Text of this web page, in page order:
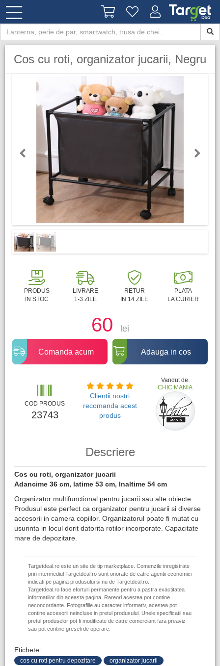
Cos cu roti, organizator jucarii, Negru
Previous
PRODUS
IN STOC
LIVRARE
1-3 ZILE
RETUR
IN 14 ZILE
PLATA
LA CURIER
60 lei
Comanda acum Adauga in cos
COD PRODUS
23743
Clientii nostri
recomanda acest
produs
Vandut de:
CHIC MANIA
Descriere
Cos cu roti, organizator jucarii
Adancime 36 cm, latime 53 cm, Inaltime 54 cm
Organizator multifunctional pentru jucarii sau alte obiecte.
Produsul este perfect ca organizator pentru jucarii si diverse
accesorii in camera copiilor. Organizatorul poate fi mutat cu
usurinta in locul dorit datorita rotilor incorporate. Capacitate
mare de depozitare.
Targetdeal.ro este un site de tip marketplace. Comenzile inregistrate
prin intermediul Targetdeal.ro sunt onorate de catre agentii economici
indicati pe pagina produsului si nu de Targetdeal.ro.
Targetdeal.ro face eforturi permanente pentru a pastra exactitatea
informatiilor din aceasta pagina. Rareori acestea pot contine
neconcordante. Fotografiile au caracter informativ, acestea pot
contine accesorii neincluse in pretul produsului. Unele specificatii sau
pretul produselor pot fi modificate de catre comerciant fara preaviz
sau pot contine greseli de operare.
Etichete:
cos cu roti pentru depozitare organizator jucarii